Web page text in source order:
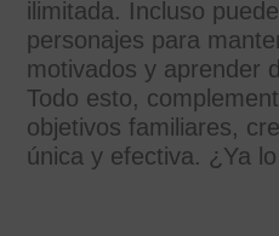
ilimitada. Incluso
personajes para
motivados y aprender
Todo esto,
objetivos familiares,
única y efectiva. ¿Ya